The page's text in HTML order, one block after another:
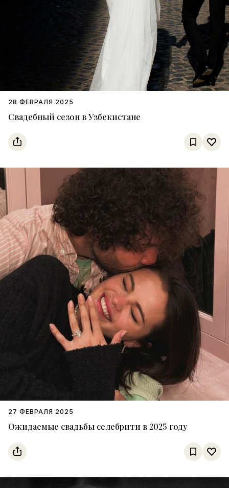
Свадебный сезон в Узбекистане
28 ФЕВРАЛЯ 2025
Ожидаемые свадьбы селебрити в 2025 году
27 ФЕВРАЛЯ 2025